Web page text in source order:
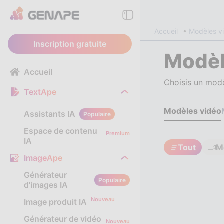
Inscription gratuite
Accueil
TextApe
Assistants IA Populaire
Espace de contenu
IA
Premium
ImageApe
Générateur
d'images IA
Populaire
Image produit IA Nouveau
Générateur de vidéo Nouveau
Accueil Modèles
Choisis un
Modèles vidéo
Tout